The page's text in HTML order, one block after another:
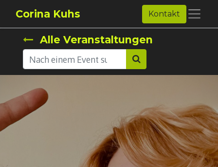
Corina Kuhs Kontakt
Alle Veranstaltungen